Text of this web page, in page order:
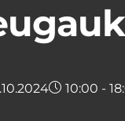
10:00 -